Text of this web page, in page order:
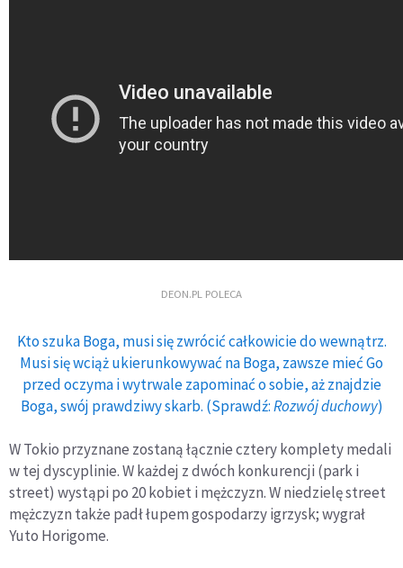
DEON.PL POLECA
Kto szuka Boga, musi się zwrócić całkowicie do wewnątrz.
Musi się wciąż ukierunkowywać na Boga, zawsze mieć Go
przed oczyma i wytrwale zapominać o sobie, aż znajdzie
Boga, swój prawdziwy skarb. (Sprawdź:Rozwój duchowy)
W Tokio przyznane zostaną łącznie cztery komplety medali
w tej dyscyplinie. W każdej z dwóch konkurencji (park i
street) wystąpi po 20 kobiet i mężczyzn. W niedzielę street
mężczyzn także padł łupem gospodarzy igrzysk; wygrał
Yuto Horigome.